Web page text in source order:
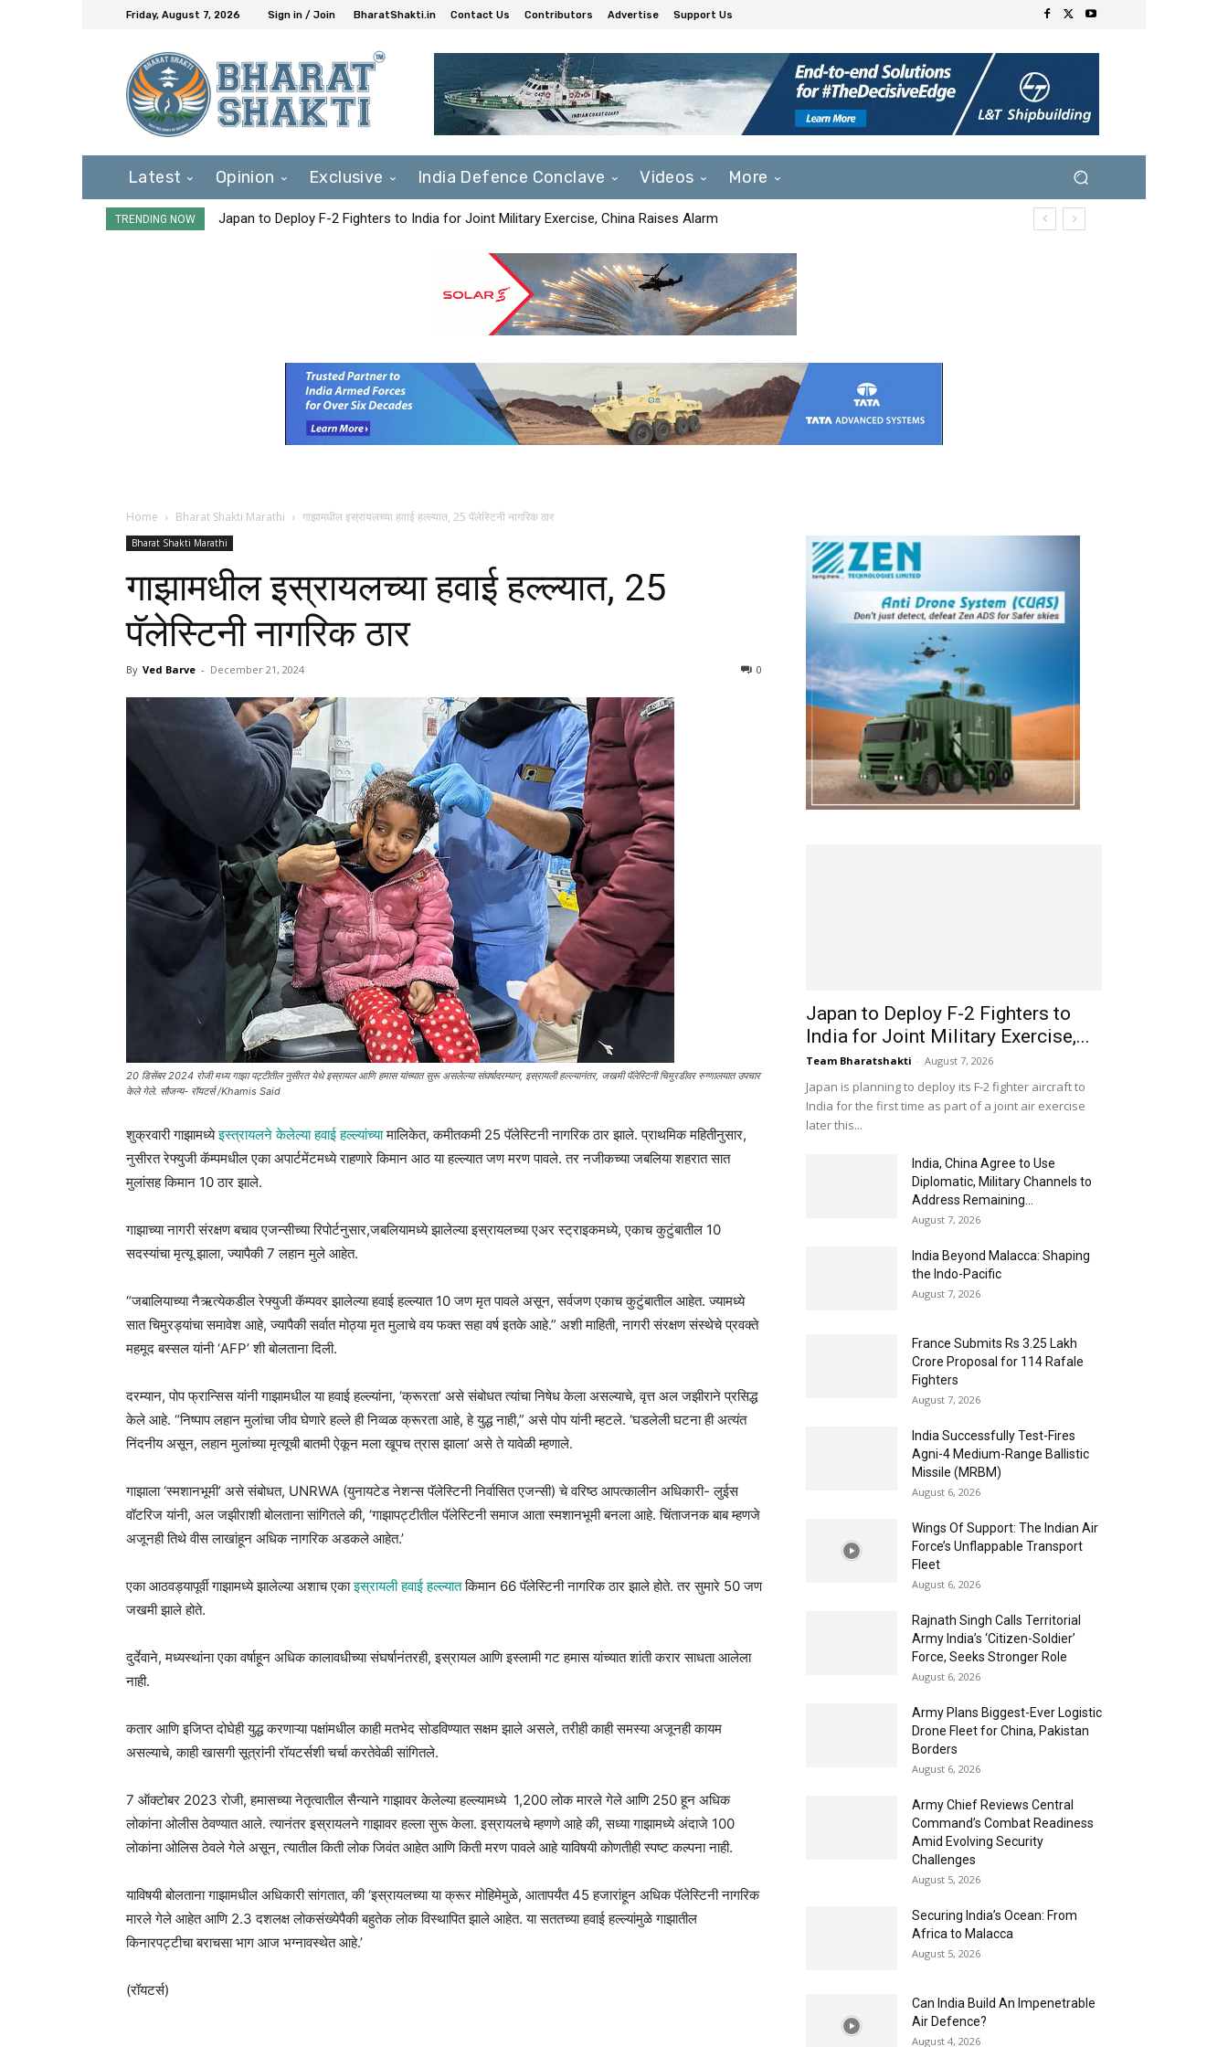
Friday, August 7, 2026 Sign in / Join BharatShakti.in Contact Us Contributors Advertise Support Us
Latest Opinion Exclusive India Defence Conclave Videos More
TRENDING NOW Japan to Deploy F-2 Fighters to India for Joint Military Exercise, China Raises Alarm
Home Bharat Shakti Marathi गाझामधील इस्रायलच्या हवाई हल्ल्यात, 25 पॅलेस्टिनी नागरिक ठार
Bharat Shakti Marathi
गाझामधील इस्रायलच्या हवाई हल्ल्यात, 25
पॅलेस्टिनी नागरिक ठार
By Ved Barve - December 21, 2024 0
20 डिसेंबर 2024 रोजी मध्य गाझा पट्टीतील नुसीरत येथे इस्रायल आणि हमास यांच्यात सुरू असलेल्या संघर्षादरम्यान, इस्रायली हल्ल्यानंतर, जखमी पॅलेस्टिनी चिमुरडीवर रुग्णालयात उपचार
केले गेले. सौजन्य- रॉयटर्स /Khamis Said
शुक्रवारी गाझामध्येइस्त्रायलने केलेल्या हवाई हल्ल्यांच्यामालिकेत, कमीतकमी 25 पॅलेस्टिनी नागरिक ठार झाले. प्राथमिक महितीनुसार,
नुसीरत रेफ्युजी कॅम्पमधील एका अपार्टमेंटमध्ये राहणारे किमान आठ या हल्ल्यात जण मरण पावले. तर नजीकच्या जबलिया शहरात सात
मुलांसह किमान 10 ठार झाले.
गाझाच्या नागरी संरक्षण बचाव एजन्सीच्या रिपोर्टनुसार,जबलियामध्ये झालेल्या इस्रायलच्या एअर स्ट्राइकमध्ये, एकाच कुटुंबातील 10
सदस्यांचा मृत्यू झाला, ज्यापैकी 7 लहान मुले आहेत.
“जबालियाच्या नैऋत्येकडील रेफ्युजी कॅम्पवर झालेल्या हवाई हल्ल्यात 10 जण मृत पावले असून, सर्वजण एकाच कुटुंबातील आहेत. ज्यामध्ये
सात चिमुरड्यांचा समावेश आहे, ज्यापैकी सर्वात मोठ्या मृत मुलाचे वय फक्त सहा वर्ष इतके आहे.” अशी माहिती, नागरी संरक्षण संस्थेचे प्रवक्ते
महमूद बस्सल यांनी ‘AFP’ शी बोलताना दिली.
दरम्यान, पोप फ्रान्सिस यांनी गाझामधील या हवाई हल्ल्यांना, ‘क्रूरता’ असे संबोधत त्यांचा निषेध केला असल्याचे, वृत्त अल जझीराने प्रसिद्ध
केले आहे. “निष्पाप लहान मुलांचा जीव घेणारे हल्ले ही निव्वळ क्रूरता आहे, हे युद्ध नाही,” असे पोप यांनी म्हटले. ‘घडलेली घटना ही अत्यंत
निंदनीय असून, लहान मुलांच्या मृत्यूची बातमी ऐकून मला खूपच त्रास झाला’ असे ते यावेळी म्हणाले.
गाझाला ‘स्मशानभूमी’ असे संबोधत, UNRWA (युनायटेड नेशन्स पॅलेस्टिनी निर्वासित एजन्सी) चे वरिष्ठ आपत्कालीन अधिकारी- लुईस
वॉटरिज यांनी, अल जझीराशी बोलताना सांगितले की, ‘गाझापट्टीतील पॅलेस्टिनी समाज आता स्मशानभूमी बनला आहे. चिंताजनक बाब म्हणजे
अजूनही तिथे वीस लाखांहून अधिक नागरिक अडकले आहेत.’
एका आठवड्यापूर्वी गाझामध्ये झालेल्या अशाच एकाइस्रायली हवाई हल्ल्यातकिमान 66 पॅलेस्टिनी नागरिक ठार झाले होते. तर सुमारे 50 जण
जखमी झाले होते.
दुर्देवाने, मध्यस्थांना एका वर्षाहून अधिक कालावधीच्या संघर्षानंतरही, इस्रायल आणि इस्लामी गट हमास यांच्यात शांती करार साधता आलेला
नाही.
कतार आणि इजिप्त दोघेही युद्ध करणाऱ्या पक्षांमधील काही मतभेद सोडविण्यात सक्षम झाले असले, तरीही काही समस्या अजूनही कायम
असल्याचे, काही खासगी सूत्रांनी रॉयटर्सशी चर्चा करतेवेळी सांगितले.
7 ऑक्टोबर 2023 रोजी, हमासच्या नेतृत्वातील सैन्याने गाझावर केलेल्या हल्ल्यामध्ये 1,200 लोक मारले गेले आणि 250 हून अधिक
लोकांना ओलीस ठेवण्यात आले. त्यानंतर इस्रायलने गाझावर हल्ला सुरू केला. इस्रायलचे म्हणणे आहे की, सध्या गाझामध्ये अंदाजे 100
लोकांना ओलिस ठेवले गेले असून, त्यातील किती लोक जिवंत आहेत आणि किती मरण पावले आहे याविषयी कोणतीही स्पष्ट कल्पना नाही.
याविषयी बोलताना गाझामधील अधिकारी सांगतात, की ‘इस्रायलच्या या क्रूर मोहिमेमुळे, आतापर्यंत 45 हजारांहून अधिक पॅलेस्टिनी नागरिक
मारले गेले आहेत आणि 2.3 दशलक्ष लोकसंख्येपैकी बहुतेक लोक विस्थापित झाले आहेत. या सततच्या हवाई हल्ल्यांमुळे गाझातील
किनारपट्टीचा बराचसा भाग आज भग्नावस्थेत आहे.’
(रॉयटर्स)
Japan to Deploy F-2 Fighters to
India for Joint Military Exercise,...
Team Bharatshakti - August 7, 2026
Japan is planning to deploy its F-2 fighter aircraft to
India for the first time as part of a joint air exercise
later this...
India, China Agree to Use
Diplomatic, Military Channels to
Address Remaining...
August 7, 2026
India Beyond Malacca: Shaping
the Indo-Pacific
August 7, 2026
France Submits Rs 3.25 Lakh
Crore Proposal for 114 Rafale
Fighters
August 7, 2026
India Successfully Test-Fires
Agni-4 Medium-Range Ballistic
Missile (MRBM)
August 6, 2026
Wings Of Support: The Indian Air
Force’s Unflappable Transport
Fleet
August 6, 2026
Rajnath Singh Calls Territorial
Army India’s ‘Citizen-Soldier’
Force, Seeks Stronger Role
August 6, 2026
Army Plans Biggest-Ever Logistic
Drone Fleet for China, Pakistan
Borders
August 6, 2026
Army Chief Reviews Central
Command’s Combat Readiness
Amid Evolving Security
Challenges
August 5, 2026
Securing India’s Ocean: From
Africa to Malacca
August 5, 2026
Can India Build An Impenetrable
Air Defence?
August 4, 2026